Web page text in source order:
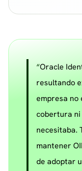
Oracle
resultando
empresa no
cobertura ni
necesitaba.
mantener
de adoptar